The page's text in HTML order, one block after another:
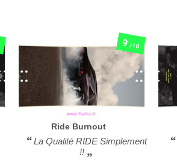
Ride Burnout
La Qualité RIDE Simplement
!!
9/10